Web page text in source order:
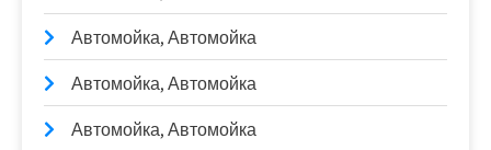
Автомойка, Автомойка
Автомойка, Автомойка
Автомойка, Автомойка